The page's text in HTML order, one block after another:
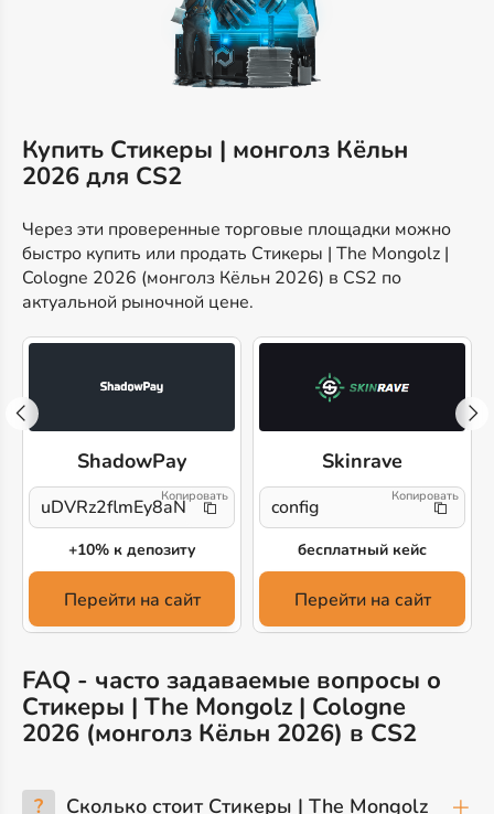
Купить Стикеры | монголз Кёльн
2026 для CS2
Через эти проверенные торговые площадки можно
быстро купить или продать Стикеры | The Mongolz |
Cologne 2026 (монголз Кёльн 2026) в CS2 по
актуальной рыночной цене.
ShadowPay
uDVRz2flmEy8aN1
+10% к депозиту
Перейти на сайт
Skinrave
config
бесплатный кейс
Перейти на сайт
FAQ - часто задаваемые вопросы о
Стикеры | The Mongolz | Cologne
2026 (монголз Кёльн 2026) в CS2
? Сколько стоит Стикеры | The Mongolz